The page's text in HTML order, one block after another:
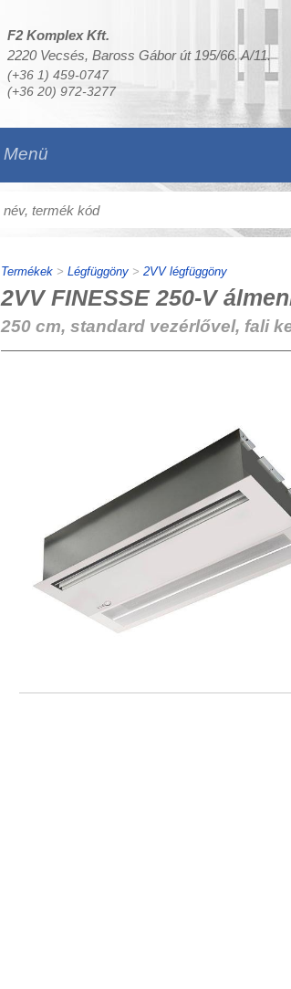
F2 Komplex Kft.
2220 Vecsés, Baross Gábor út 195/66. A/11.
(+36 1) 459-0747
(+36 20) 972-3277
Menü
Termékek> Légfüggöny> 2VV légfüggöny
2VV FINESSE 250-V
250 cm, standard vezérlővel, fali